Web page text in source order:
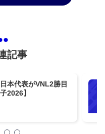
記事
本代表がVNL2勝目
2026】